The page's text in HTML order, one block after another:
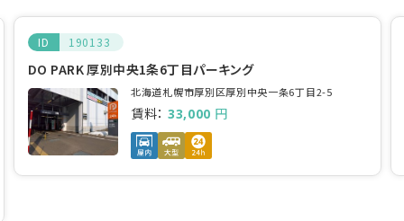
ID 190133
DO PARK 厚別中央1条6丁目パーキング
北海道札幌市厚別区厚別中央一条6丁目2-5
賃料： 33,000 円